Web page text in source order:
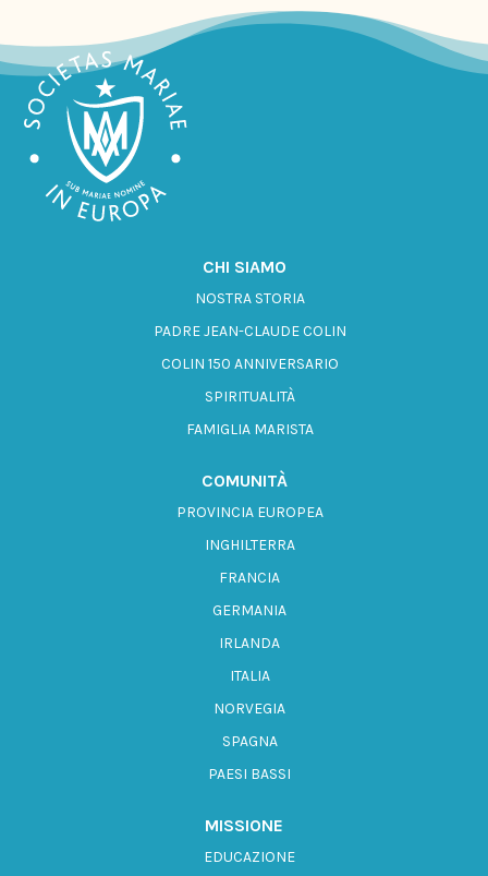
CHI SIAMO
NOSTRA STORIA
PADRE JEAN-CLAUDE COLIN
COLIN 150 ANNIVERSARIO
SPIRITUALITÀ
FAMIGLIA MARISTA
COMUNITÀ
PROVINCIA EUROPEA
INGHILTERRA
FRANCIA
GERMANIA
IRLANDA
ITALIA
NORVEGIA
SPAGNA
PAESI BASSI
MISSIONE
EDUCAZIONE